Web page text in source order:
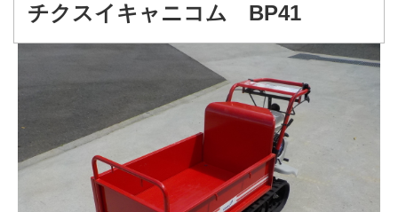
チクスイキャニコム BP41